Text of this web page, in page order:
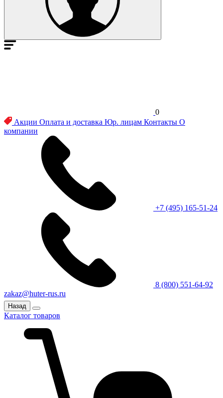
0
Акции Оплата и доставка Юр. лицам Контакты О
компании
+7 (495) 165-51-24
8 (800) 551-64-92
zakaz@huter-rus.ru
Назад
Каталог товаров